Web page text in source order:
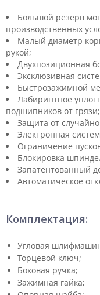
Большой резерв
производственных
Малый диаметр
рукой;
Двухпозиционная
Эксклюзивная
Быстрозажимной
Лабиринтное
подшипников от грязи;
Защита от
Электронная
Ограничение
Блокировка
Запатентованный
Автоматическое
Комплектация:
Угловая
Торцевой ключ;
Боковая ручка;
Зажимная гайка;